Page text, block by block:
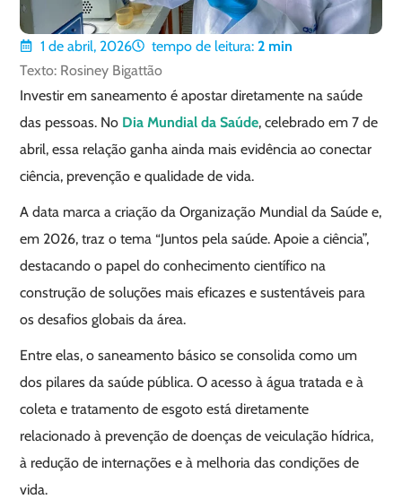
1 de abril, 2026 tempo de leitura: 2 min
Texto: Rosiney Bigattão
Investir em saneamento é apostar diretamente na saúde
das pessoas. No Dia Mundial da Saúde, celebrado em 7 de
abril, essa relação ganha ainda mais evidência ao conectar
ciência, prevenção e qualidade de vida.
A data marca a criação da Organização Mundial da Saúde e,
em 2026, traz o tema “Juntos pela saúde. Apoie a ciência”,
destacando o papel do conhecimento científico na
construção de soluções mais eficazes e sustentáveis para
os desafios globais da área.
Entre elas, o saneamento básico se consolida como um
dos pilares da saúde pública. O acesso à água tratada e à
coleta e tratamento de esgoto está diretamente
relacionado à prevenção de doenças de veiculação hídrica,
à redução de internações e à melhoria das condições de
vida.